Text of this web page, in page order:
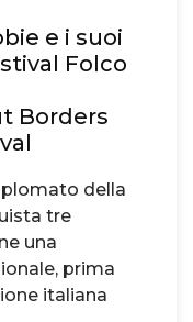
e i suoi
Folco
Borders
della
tre
una
prima
italiana